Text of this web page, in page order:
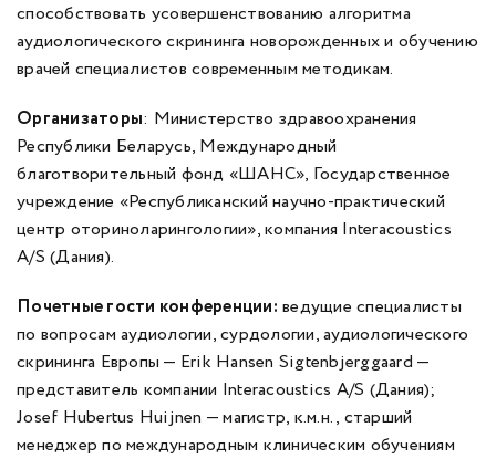
способствовать усовершенствованию алгоритма
аудиологического скрининга новорожденных и обучению
врачей специалистов современным методикам.
Организаторы: Министерство здравоохранения
Республики Беларусь, Международный
благотворительный фонд «ШАНС», Государственное
учреждение «Республиканский научно-практический
центр оториноларингологии», компания Interacoustics
A/S (Дания).
Почетные гости конференции: ведущие специалисты
по вопросам аудиологии, сурдологии, аудиологического
скрининга Европы — Erik Hansen Sigtenbjerggaard —
представитель компании Interacoustics A/S (Дания);
Josef Hubertus Huijnen — магистр, к.м.н., старший
менеджер по международным клиническим обучениям